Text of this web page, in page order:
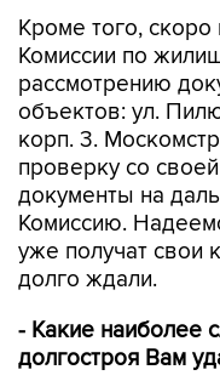
Кроме того, скоро
Комиссии по
рассмотрению
объектов: ул.
корп. 3.
проверку со
документы на
Комиссию.
уже получат свои
долго ждали.
- Какие наиболее
долгостроя Вам